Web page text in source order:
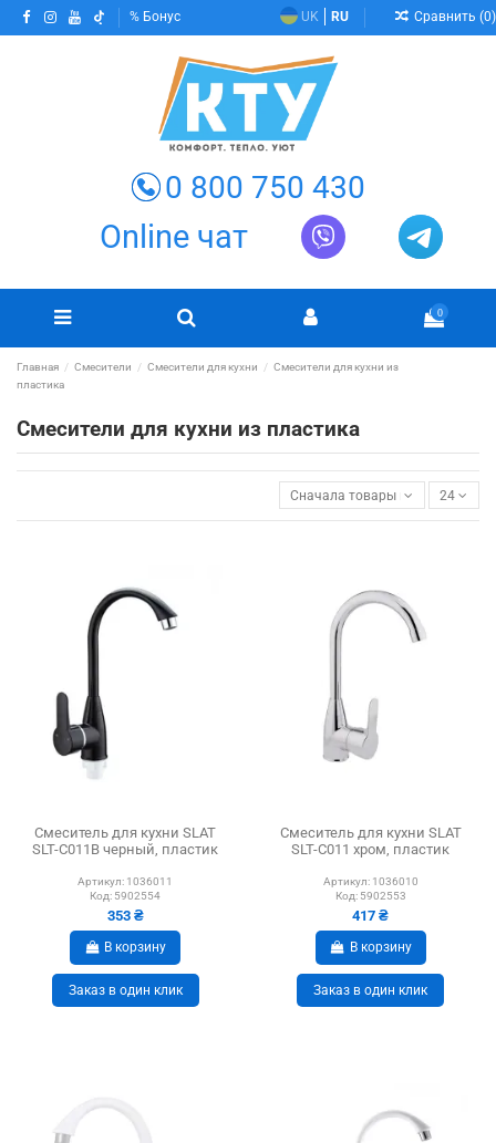
Бонус UK RU Сравнить (0)
0 800 750 430
Online чат
0
Главная Смесители Смесители для кухни
Смесители для кухни из
пластика
Смесители для кухни из пластика
Сначала товары в наличии
24
Смеситель для кухни SLAT
SLT-C011B черный, пластик
Артикул: 1036011
Код: 5902554
353 ₴
В корзину
Заказ в один клик
Смеситель для кухни SLAT
SLT-C011 хром, пластик
Артикул: 1036010
Код: 5902553
417 ₴
В корзину
Заказ в один клик